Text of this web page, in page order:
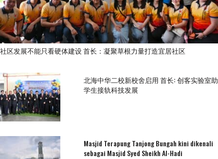
社区发展不能只看硬体建设 首长：凝聚草根力量打造宜居社区
北海中华二校新校舍启用 首长: 创客实验室助
学生接轨科技发展
Masjid Terapung Tanjong Bungah kini dikenali
sebagai Masjid Syed Sheikh Al-Hadi